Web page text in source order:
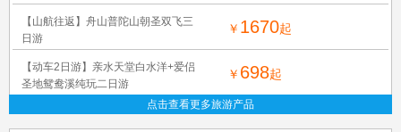
【山航往返】舟山普陀山朝圣双飞三
日游
￥ 1670起
【动车2日游】亲水天堂白水洋+爱侣
圣地鸳鸯溪纯玩二日游
￥ 698起
点击查看更多旅游产品